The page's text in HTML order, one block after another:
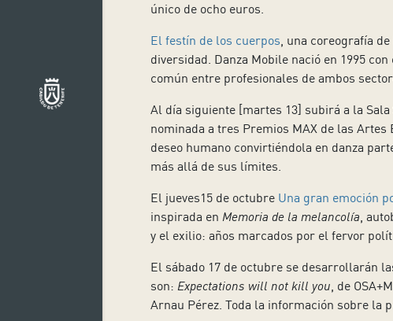
único de ocho euros.
El festín de los cuerpos, una coreografía
diversidad. Danza Mobile nació en 1995
común entre profesionales de ambos
Al día siguiente [martes 13] subirá a la
nominada a tres Premios MAX de las Artes
deseo humano convirtiéndola en danza
más allá de sus límites.
El jueves15 de octubre Una gran emoción
inspirada en Memoria de la melancolía,
y el exilio: años marcados por el fervor
El sábado 17 de octubre se desarrollarán
son: Expectations will not kill you, de
Arnau Pérez. Toda la información sobre la